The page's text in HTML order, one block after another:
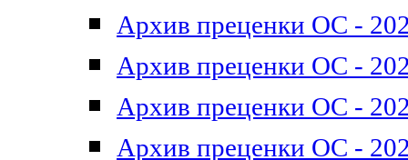
Архив преценки ОС -
Архив преценки ОС -
Архив преценки ОС -
Архив преценки ОС -